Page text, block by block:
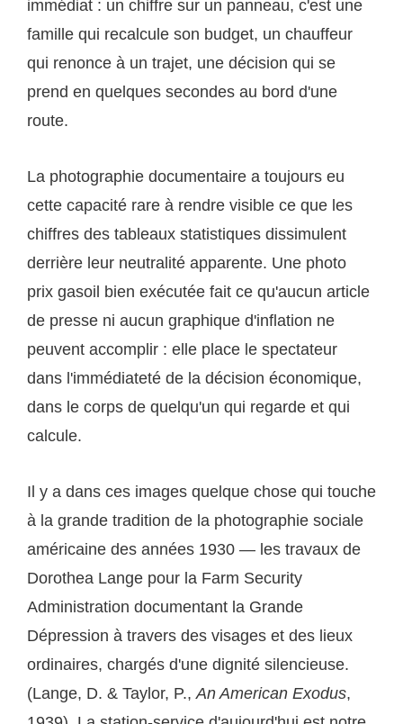
immédiat : un chiffre sur un panneau, c'est une
famille qui recalcule son budget, un chauffeur
qui renonce à un trajet, une décision qui se
prend en quelques secondes au bord d'une
route.
La photographie documentaire a toujours eu
cette capacité rare à rendre visible ce que les
chiffres des tableaux statistiques dissimulent
derrière leur neutralité apparente. Une photo
prix gasoil bien exécutée fait ce qu'aucun article
de presse ni aucun graphique d'inflation ne
peuvent accomplir : elle place le spectateur
dans l'immédiateté de la décision économique,
dans le corps de quelqu'un qui regarde et qui
calcule.
Il y a dans ces images quelque chose qui touche
à la grande tradition de la photographie sociale
américaine des années 1930 — les travaux de
Dorothea Lange pour la Farm Security
Administration documentant la Grande
Dépression à travers des visages et des lieux
ordinaires, chargés d'une dignité silencieuse.
(Lange, D. & Taylor, P.,An American Exodus,